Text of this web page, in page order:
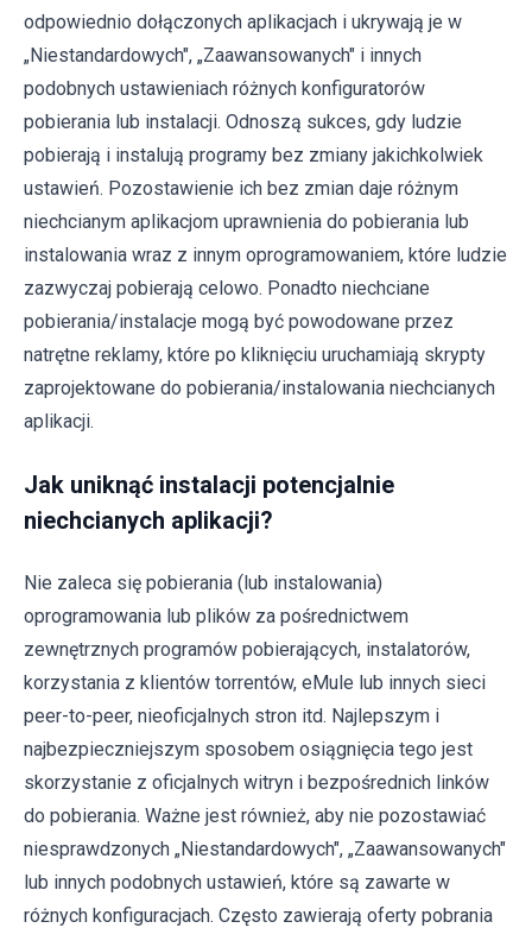
odpowiednio dołączonych aplikacjach i ukrywają je w
„Niestandardowych", „Zaawansowanych" i innych
podobnych ustawieniach różnych konfiguratorów
pobierania lub instalacji. Odnoszą sukces, gdy ludzie
pobierają i instalują programy bez zmiany jakichkolwiek
ustawień. Pozostawienie ich bez zmian daje różnym
niechcianym aplikacjom uprawnienia do pobierania lub
instalowania wraz z innym oprogramowaniem, które ludzie
zazwyczaj pobierają celowo. Ponadto niechciane
pobierania/instalacje mogą być powodowane przez
natrętne reklamy, które po kliknięciu uruchamiają skrypty
zaprojektowane do pobierania/instalowania niechcianych
aplikacji.
Jak uniknąć instalacji potencjalnie
niechcianych aplikacji?
Nie zaleca się pobierania (lub instalowania)
oprogramowania lub plików za pośrednictwem
zewnętrznych programów pobierających, instalatorów,
korzystania z klientów torrentów, eMule lub innych sieci
peer-to-peer, nieoficjalnych stron itd. Najlepszym i
najbezpieczniejszym sposobem osiągnięcia tego jest
skorzystanie z oficjalnych witryn i bezpośrednich linków
do pobierania. Ważne jest również, aby nie pozostawiać
niesprawdzonych „Niestandardowych", „Zaawansowanych"
lub innych podobnych ustawień, które są zawarte w
różnych konfiguracjach. Często zawierają oferty pobrania